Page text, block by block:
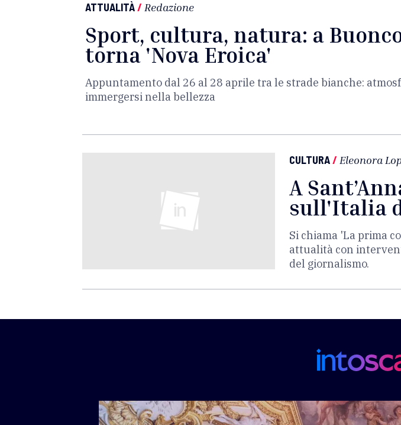
ATTUALITÀ/ Redazione
Sport, cultura, natura: a
torna 'Nova Eroica'
Appuntamento dal 26 al 28 aprile tra le strade bianche:
immergersi nella bellezza
CULTURA/ Eleonora
A
sull'Italia
Si chiama 'La prima
attualità con
del giornalismo.